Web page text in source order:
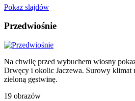
Pokaz slajdów
Przedwiośnie
Na chwilę przed wybuchem wiosny
Drwęcy i okolic Jaczewa. Surowy klimat
zieloną gęstwinę.
19 obrazów